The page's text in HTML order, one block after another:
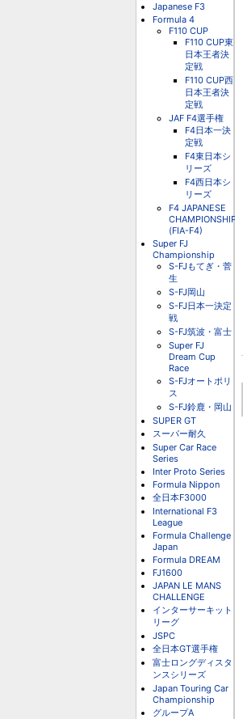
Japanese F3
Formula 4
F110 CUP
F110 CUP東
日本王者決
定戦
F110 CUP西
日本王者決
定戦
JAF F4選手権
F4日本一決
定戦
F4東日本シ
リーズ
F4西日本シ
リーズ
F4 JAPANESE
CHAMPIONSHIP
(FIA-F4)
Super FJ
Championship
S-FJもてぎ・菅
生
S-FJ岡山
S-FJ日本一決定
戦
S-FJ筑波・富士
Super FJ
Dream Cup
Race
S-FJオートポリ
ス
S-FJ鈴鹿・岡山
SUPER GT
スーパー耐久
Super Car Race
Series
Inter Proto Series
Formula Nippon
全日本F3000
International F3
League
Formula Challenge
Japan
Formula DREAM
FJ1600
JAPAN LE MANS
CHALLENGE
インターサーキット
リーグ
JSPC
全日本GT選手権
富士ロングディスタ
ンスシリーズ
Japan Touring Car
Championship
グループA